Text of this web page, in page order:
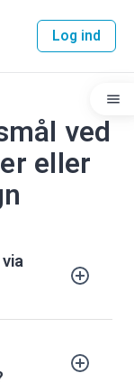
Log ind
ved
eller